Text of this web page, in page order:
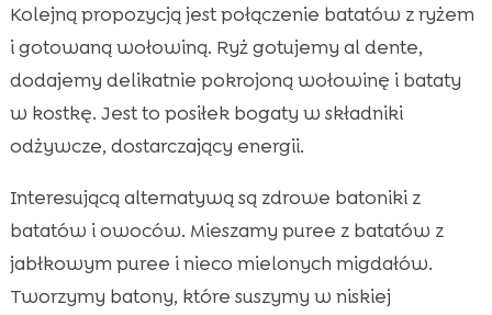
Kolejną propozycją jest połączenie batatów z ryżem
i gotowaną wołowiną. Ryż gotujemy al dente,
dodajemy delikatnie pokrojoną wołowinę i bataty
w kostkę. Jest to posiłek bogaty w składniki
odżywcze, dostarczający energii.
Interesującą alternatywą są zdrowe batoniki z
batatów i owoców. Mieszamy puree z batatów z
jabłkowym puree i nieco mielonych migdałów.
Tworzymy batony, które suszymy w niskiej